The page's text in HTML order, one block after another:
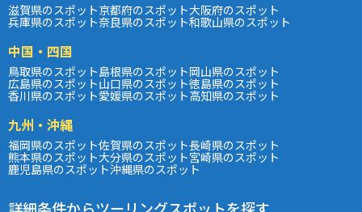
滋賀県のスポット京都府のスポット大阪府のスポット
兵庫県のスポット奈良県のスポット和歌山県のスポット
中国・四国
鳥取県のスポット島根県のスポット岡山県のスポット
広島県のスポット山口県のスポット徳島県のスポット
香川県のスポット愛媛県のスポット高知県のスポット
九州・沖縄
福岡県のスポット佐賀県のスポット長崎県のスポット
熊本県のスポット大分県のスポット宮崎県のスポット
鹿児島県のスポット沖縄県のスポット
詳細条件からツーリングスポットを探す